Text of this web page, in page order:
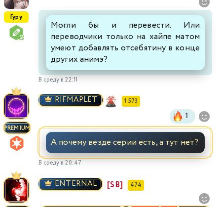
Гуру
Могли бы и перевести. Или
переводчики только на хайпе матом
умеют добавлять отсебятину в конце
других анимэ?
В среду в 22:11
PREMIUM
RIFMAPLET 1 573
1
А почему везде серии есть, а тут нет?
В среду в 20:47
ENTERNAL [SB] 474